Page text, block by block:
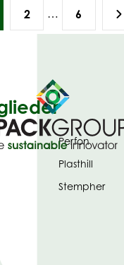
2 … 6
Perfon
Plasthill
Stempher